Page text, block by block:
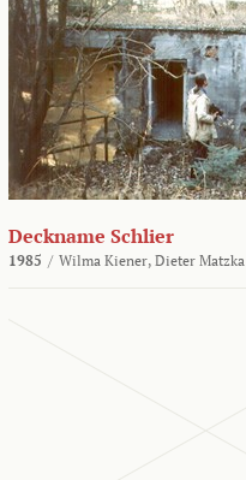
Deckname Schlier
1985 / Wilma Kiener, Dieter Matzka